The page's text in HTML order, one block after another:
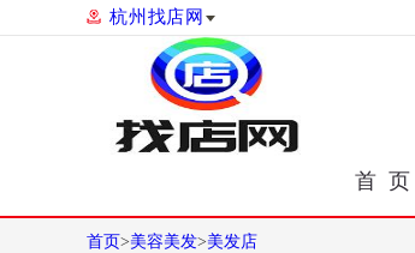
杭州找店网
首 页
首页>美容美发>美发店